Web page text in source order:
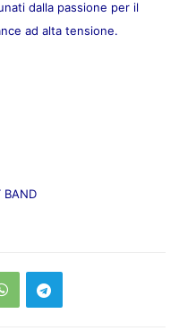
dalla passione per il
ad alta tensione.
BAND